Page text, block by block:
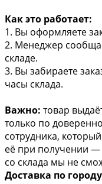
Как это работает:
1. Вы оформляете
2. Менеджер
складе.
3. Вы забираете
часы склада.
Важно: товар
только по
сотрудника,
её при получении —
со склада мы не
Доставка по городу